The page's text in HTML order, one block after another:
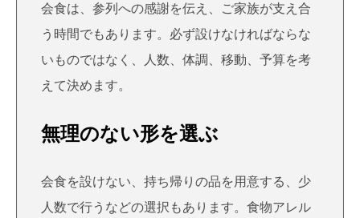
会食は、参列への感謝を伝え、ご家族が支え合
う時間でもあります。必ず設けなければならな
いものではなく、人数、体調、移動、予算を考
えて決めます。
無理のない形を選ぶ
会食を設けない、持ち帰りの品を用意する、少
人数で行うなどの選択もあります。食物アレル